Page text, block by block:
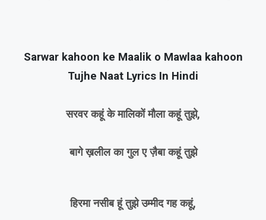
Sarwar kahoon ke Maalik o Mawlaa kahoon
Tujhe Naat Lyrics In Hindi
सरवर कहूं के मालिकों मौला कहूं तुझे,
बागे ख़लील का गुल ए ज़ैबा कहूं तुझे
हिरमा नसीब हूं तुझे उम्मीद गह कहूं,